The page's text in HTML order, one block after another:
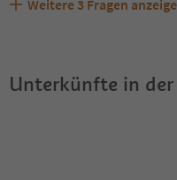
Sind Haustiere in der
Welche Services bietet
Erhalten die Gäste von ULIVO
Weitere 3 Fragen
Unterkünfte in der